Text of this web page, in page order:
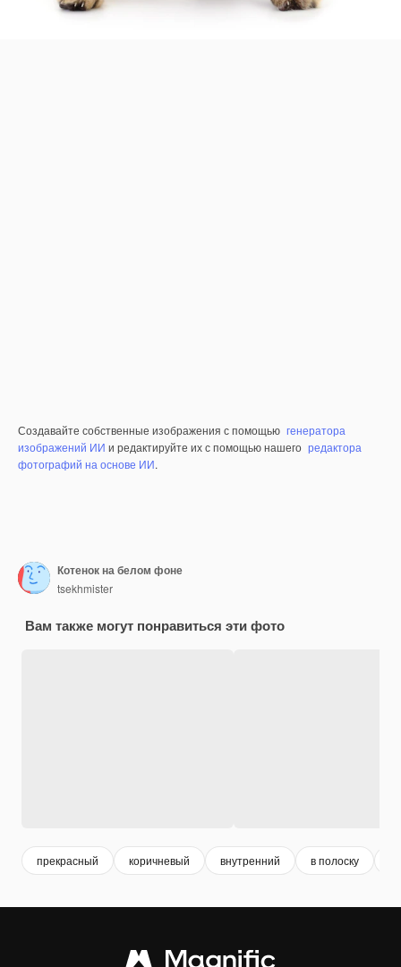
Создавайте собственные изображения с помощью генератора
изображений ИИ и редактируйте их с помощью нашего редактора
фотографий на основе ИИ.
Котенок на белом фоне
tsekhmister
Вам также могут понравиться эти фото
прекрасный коричневый внутренний в полоску